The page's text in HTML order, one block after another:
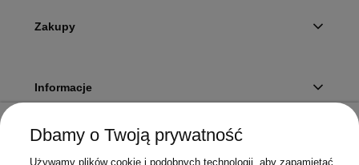
Zakupy
Informacje
Twoje konto
Dbamy o Twoją prywatność
Używamy plików cookie i podobnych technologii, aby zapamiętać